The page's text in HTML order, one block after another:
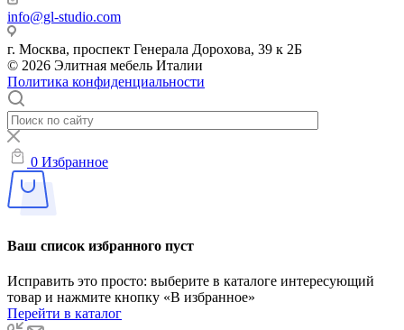
info@gl-studio.com
г. Москва, проспект Генерала Дорохова, 39 к 2Б
© 2026 Элитнaя мeбeль Итaлии
Политика конфиденциальности
0 Избранное
Ваш список избранного пуст
Исправить это просто: выберите в каталоге интересующий
товар и нажмите кнопку «В избранное»
Перейти в каталог